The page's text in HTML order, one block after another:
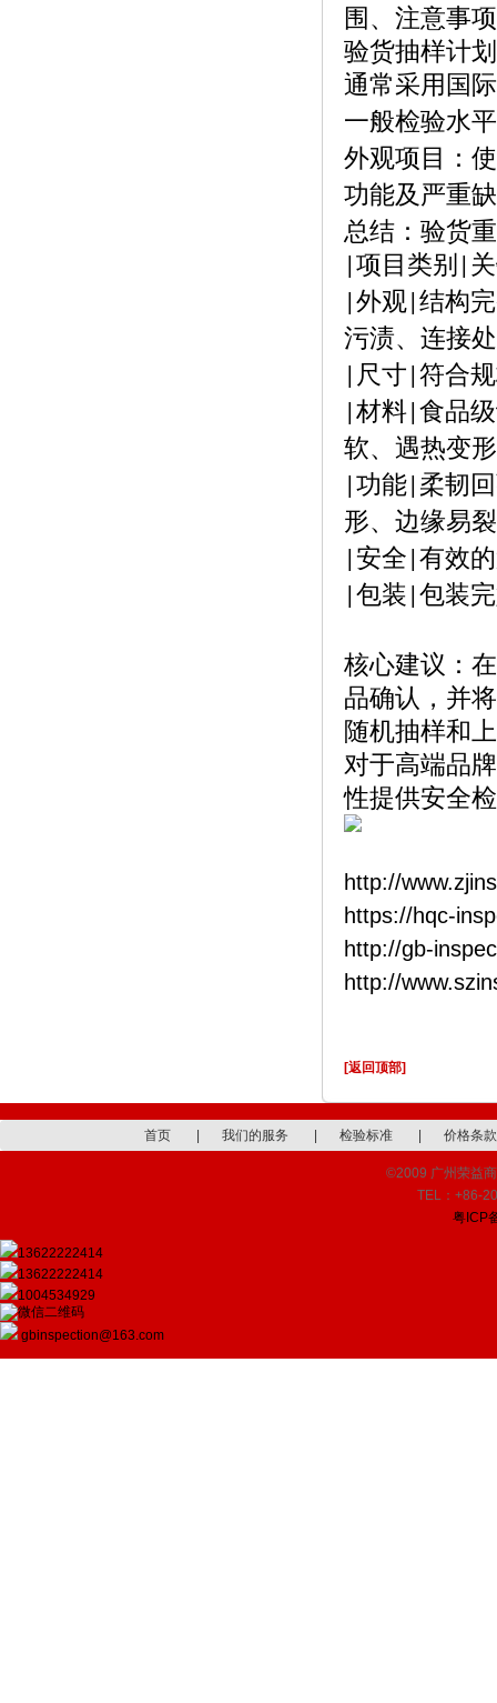
围、注意事
验货抽样计划
通常采用国
一般检验水平
外观项目：
功能及严重
总结：验货
项目类别
外观 结构
污渍、连接
尺寸 符合
材料 食品
软、遇热变
功能 柔韧
形、边缘易裂
安全 有效
包装 包装
核心建议：
品确认，并
随机抽样和
对于高端品
性提供安全
http://
https://hqc-
http://gb-
http://
[返回顶部]
首页 我们的服务 检验标准 价格条款
©2009 广州荣益
TEL：+86-
粤ICP
13622222414
13622222414
1004534929
gbinspection@163.com